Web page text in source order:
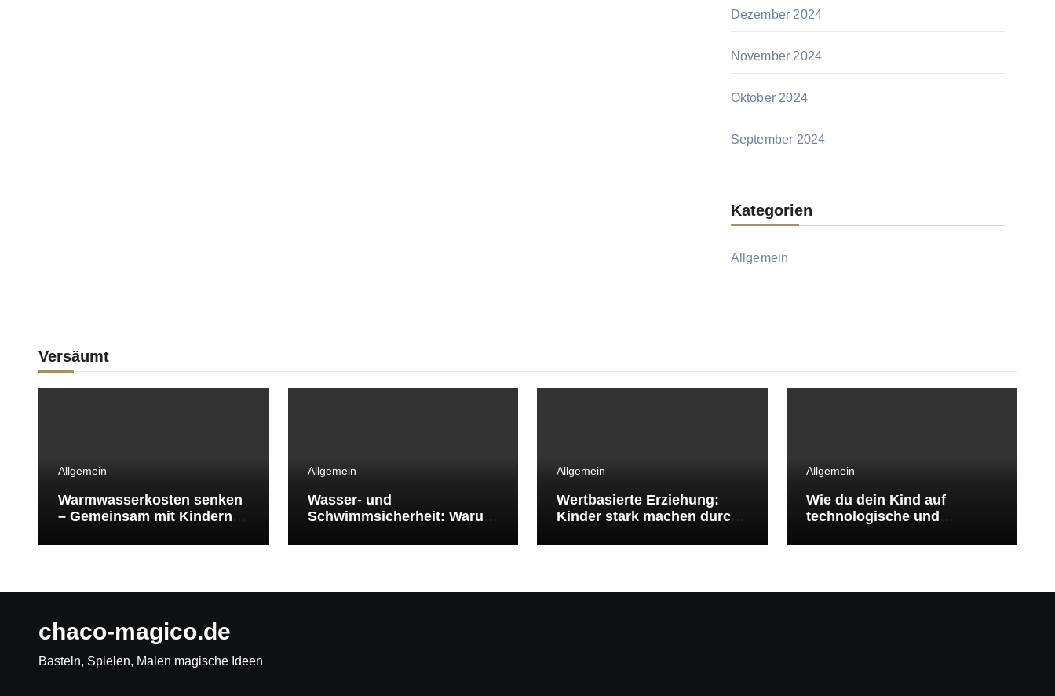
Dezember 2024
November 2024
Oktober 2024
September 2024
Kategorien
Allgemein
Versäumt
Allgemein
Warmwasserkosten senken
– Gemeinsam mit Kindern
Allgemein
Wasser- und
Schwimmsicherheit: Warum
überlebenswichtig ist
Allgemein
Wertbasierte Erziehung:
Kinder stark machen durch
Allgemein
Wie du dein Kind auf
technologische und
Herausforderungen
chaco-magico.de
Basteln, Spielen, Malen magische Ideen